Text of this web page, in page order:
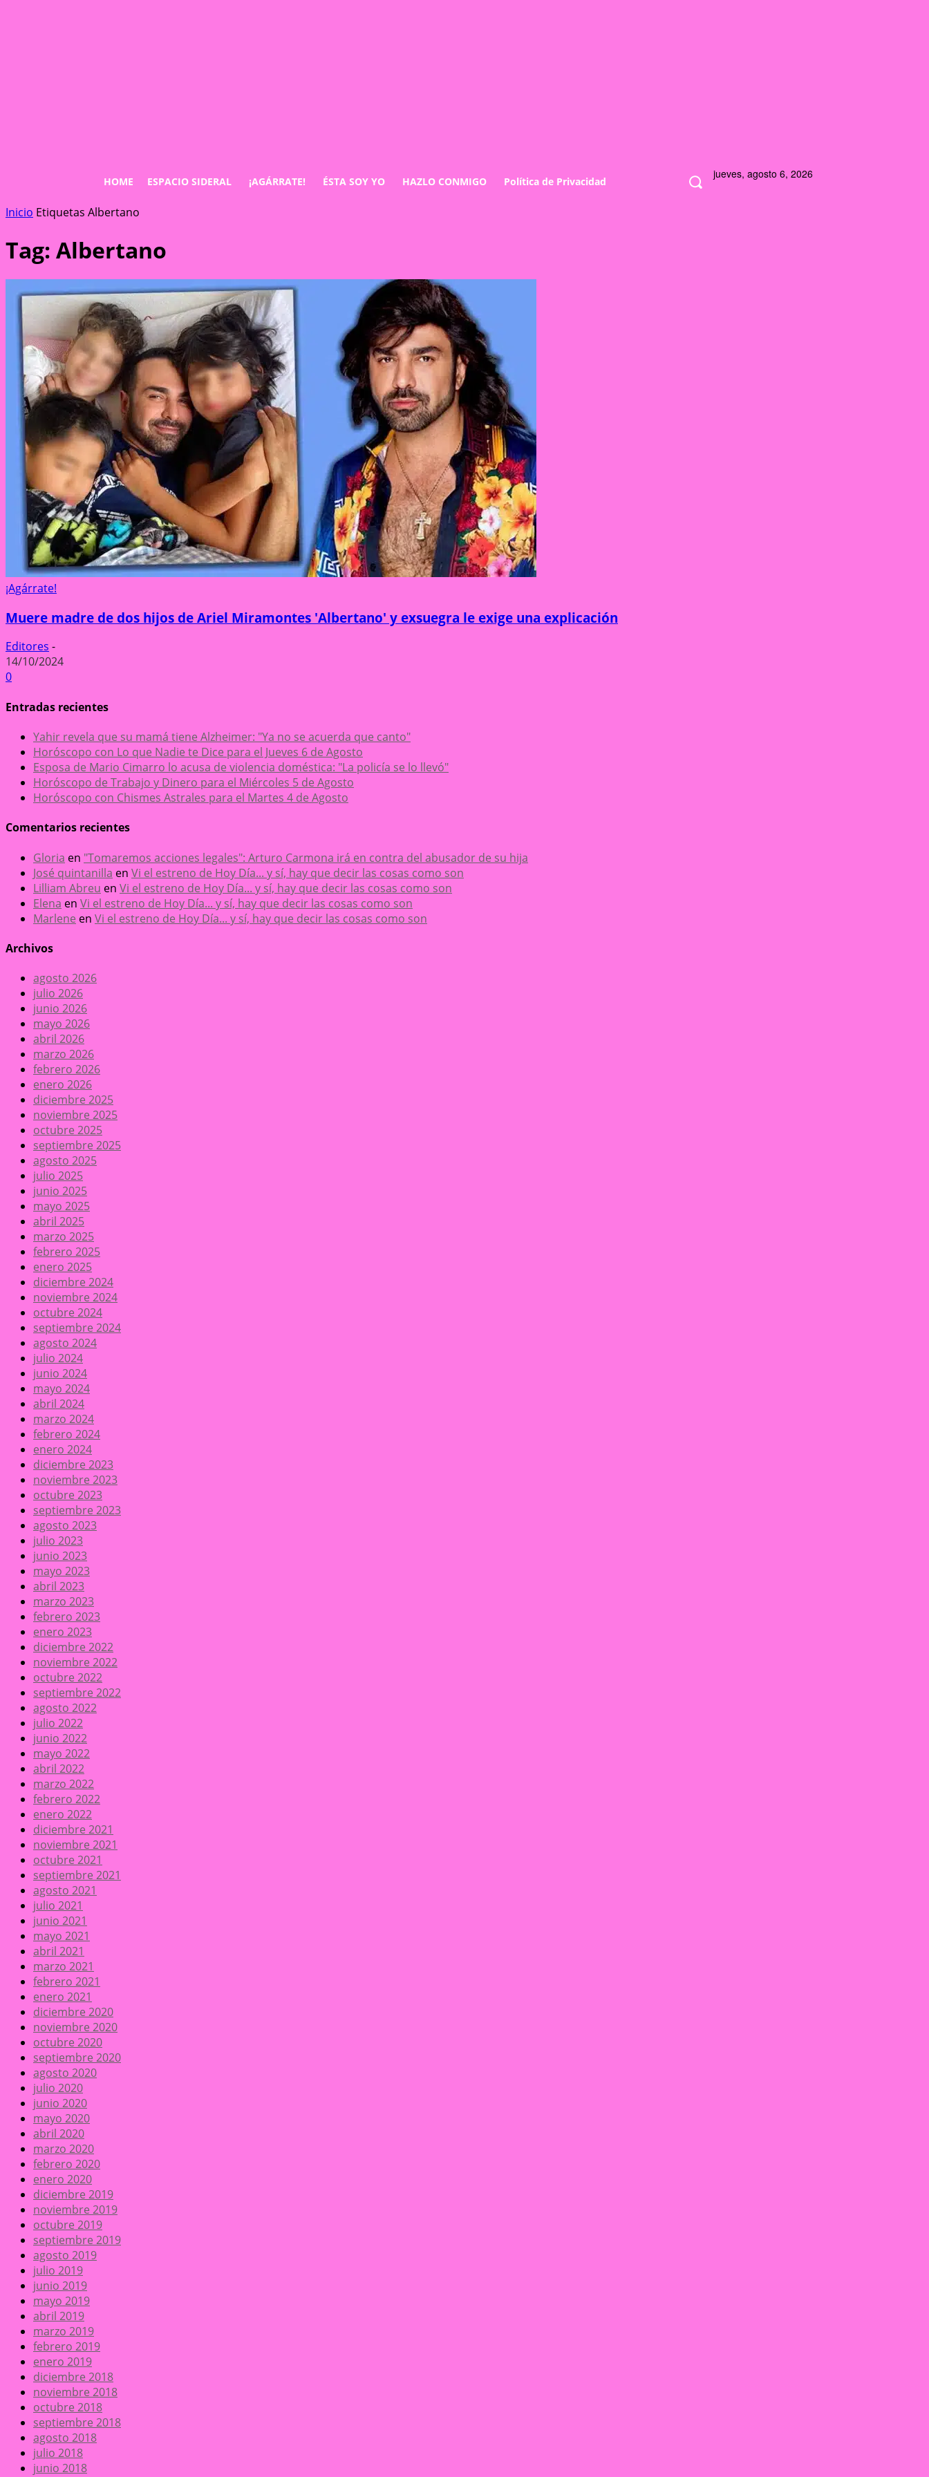
jueves, agosto 6, 2026
HOME ESPACIO SIDERAL ¡AGÁRRATE! ÉSTA SOY YO HAZLO CONMIGO Política de Privacidad
Inicio Etiquetas Albertano
Tag: Albertano
¡Agárrate!
Muere madre de dos hijos de Ariel Miramontes 'Albertano' y exsuegra le exige una explicación
Editores -
14/10/2024
0
Entradas recientes
Yahir revela que su mamá tiene Alzheimer: "Ya no se acuerda que canto"
Horóscopo con Lo que Nadie te Dice para el Jueves 6 de Agosto
Esposa de Mario Cimarro lo acusa de violencia doméstica: "La policía se lo llevó"
Horóscopo de Trabajo y Dinero para el Miércoles 5 de Agosto
Horóscopo con Chismes Astrales para el Martes 4 de Agosto
Comentarios recientes
Gloria en "Tomaremos acciones legales": Arturo Carmona irá en contra del abusador de su hija
José quintanilla en Vi el estreno de Hoy Día... y sí, hay que decir las cosas como son
Lilliam Abreu en Vi el estreno de Hoy Día... y sí, hay que decir las cosas como son
Elena en Vi el estreno de Hoy Día... y sí, hay que decir las cosas como son
Marlene en Vi el estreno de Hoy Día... y sí, hay que decir las cosas como son
Archivos
agosto 2026
julio 2026
junio 2026
mayo 2026
abril 2026
marzo 2026
febrero 2026
enero 2026
diciembre 2025
noviembre 2025
octubre 2025
septiembre 2025
agosto 2025
julio 2025
junio 2025
mayo 2025
abril 2025
marzo 2025
febrero 2025
enero 2025
diciembre 2024
noviembre 2024
octubre 2024
septiembre 2024
agosto 2024
julio 2024
junio 2024
mayo 2024
abril 2024
marzo 2024
febrero 2024
enero 2024
diciembre 2023
noviembre 2023
octubre 2023
septiembre 2023
agosto 2023
julio 2023
junio 2023
mayo 2023
abril 2023
marzo 2023
febrero 2023
enero 2023
diciembre 2022
noviembre 2022
octubre 2022
septiembre 2022
agosto 2022
julio 2022
junio 2022
mayo 2022
abril 2022
marzo 2022
febrero 2022
enero 2022
diciembre 2021
noviembre 2021
octubre 2021
septiembre 2021
agosto 2021
julio 2021
junio 2021
mayo 2021
abril 2021
marzo 2021
febrero 2021
enero 2021
diciembre 2020
noviembre 2020
octubre 2020
septiembre 2020
agosto 2020
julio 2020
junio 2020
mayo 2020
abril 2020
marzo 2020
febrero 2020
enero 2020
diciembre 2019
noviembre 2019
octubre 2019
septiembre 2019
agosto 2019
julio 2019
junio 2019
mayo 2019
abril 2019
marzo 2019
febrero 2019
enero 2019
diciembre 2018
noviembre 2018
octubre 2018
septiembre 2018
agosto 2018
julio 2018
junio 2018